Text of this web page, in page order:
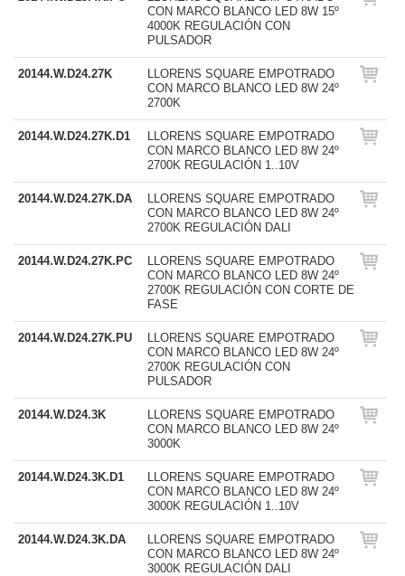
CON MARCO BLANCO LED 8W 15º
4000K REGULACIÓN CON
PULSADOR
20144.W.D24.27K
LLORENS SQUARE EMPOTRADO
CON MARCO BLANCO LED 8W 24º
2700K
20144.W.D24.27K.D1
LLORENS SQUARE EMPOTRADO
CON MARCO BLANCO LED 8W 24º
2700K REGULACIÓN 1..10V
20144.W.D24.27K.DA
LLORENS SQUARE EMPOTRADO
CON MARCO BLANCO LED 8W 24º
2700K REGULACIÓN DALI
20144.W.D24.27K.PC
LLORENS SQUARE EMPOTRADO
CON MARCO BLANCO LED 8W 24º
2700K REGULACIÓN CON CORTE DE
FASE
20144.W.D24.27K.PU
LLORENS SQUARE EMPOTRADO
CON MARCO BLANCO LED 8W 24º
2700K REGULACIÓN CON
PULSADOR
20144.W.D24.3K
LLORENS SQUARE EMPOTRADO
CON MARCO BLANCO LED 8W 24º
3000K
20144.W.D24.3K.D1
LLORENS SQUARE EMPOTRADO
CON MARCO BLANCO LED 8W 24º
3000K REGULACIÓN 1..10V
20144.W.D24.3K.DA
LLORENS SQUARE EMPOTRADO
CON MARCO BLANCO LED 8W 24º
3000K REGULACIÓN DALI